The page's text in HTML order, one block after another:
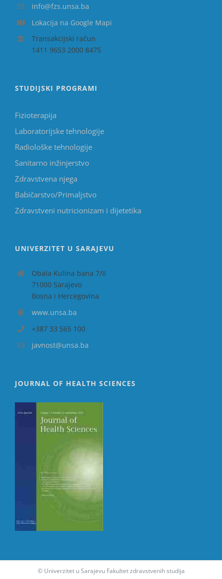
info@fzs.unsa.ba
Lokacija na Google Mapi
Transakcijski račun
1411 9653 2000 8475
STUDIJSKI PROGRAMI
Fizioterapija
Laboratorijske tehnologije
Radiološke tehnologije
Sanitarno inžinjerstvo
Zdravstvena njega
Babičarstvo/Primaljstvo
Zdravstveni nutricionizam i dijetetika
UNIVERZITET U SARAJEVU
Obala Kulina bana 7/II
71000 Sarajevo
Bosna i Hercegovina
www.unsa.ba
+387 33 565 100
javnost@unsa.ba
JOURNAL OF HEALTH SCIENCES
© Univerzitet u Sarajevu Fakultet zdravstvenih studija